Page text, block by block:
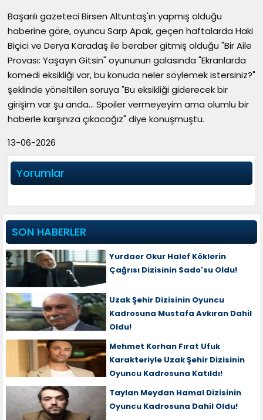
Başarılı gazeteci Birsen Altuntaş'ın yapmış olduğu
haberine göre, oyuncu Sarp Apak, geçen haftalarda Haki
Biçici ve Derya Karadaş ile beraber gitmiş olduğu "Bir Aile
Provası: Yaşayın Gitsin" oyununun galasında "Ekranlarda
komedi eksikliği var, bu konuda neler söylemek istersiniz?"
şeklinde yöneltilen soruya "Bu eksikliği giderecek bir
girişim var şu anda... Spoiler vermeyeyim ama olumlu bir
haberle karşınıza çıkacağız" diye konuşmuştu.
13-06-2026
Yorumlar
SON HABERLER
Yurdaer Okur Halef Köklerin
Çağrısı Dizisinin Sado'su Oldu!
Uzak Şehir Dizisinin Oyuncu
Kadrosuna Mustafa Avkıran Dahil
Oldu!
Mehmet Korhan Fırat Ufuk
Karakteriyle Uzak Şehir Dizisinin
Oyuncu Kadrosuna Katıldı!
Taylan Meydan Hamal Dizisinin
Oyuncu Kadrosuna Dahil Oldu!